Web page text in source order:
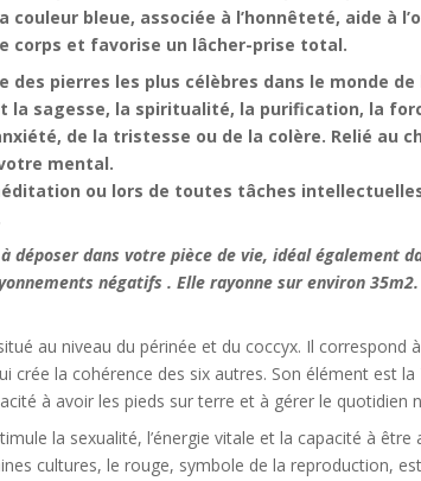
bleue, associée à l’honnêteté, aide à
corps et favorise un lâcher-prise total.
des pierres les plus célèbres dans le monde
la sagesse, la spiritualité, la purification, la
de la tristesse ou de la colère. Relié au
mental.
ou lors de toutes tâches
déposer dans votre pièce de vie, idéal également
négatifs . Elle rayonne sur environ 35m2.
au niveau du périnée et du coccyx. Il
crée la cohérence des six autres. Son élément est
à avoir les pieds sur terre et à gérer le quotidien
la sexualité, l’énergie vitale et la capacité à
cultures, le rouge, symbole de la reproduction,